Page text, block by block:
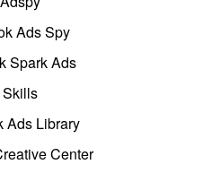
Ads Spy
Spark Ads
Skills
Ads Library
Center